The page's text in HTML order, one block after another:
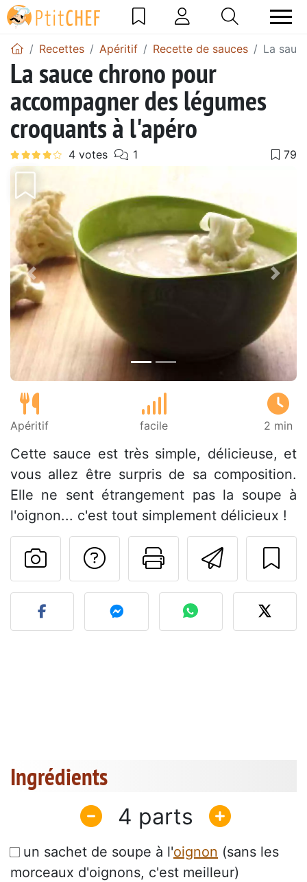
Recettes Apéritif Recette de sauces La
La sauce chrono pour
accompagner des légumes
croquants à l'apéro
Précédent
Apéritif facile 2 min
Cette sauce est très simple, délicieuse, et
vous allez être surpris de sa composition.
Elle ne sent étrangement pas la soupe à
l'oignon... c'est tout simplement délicieux !
Imprimer
Poser une
Publier votre photo de
Ingrédients
4
un sachet de soupe à l'oignon (sans les
morceaux d'oignons, c'est meilleur)